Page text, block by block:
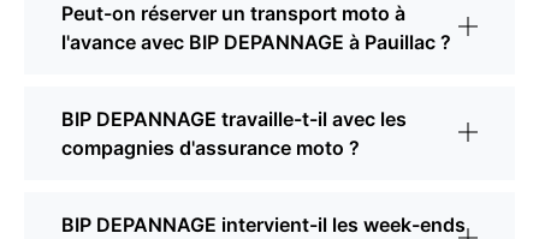
Peut-on réserver un transport moto à
l'avance avec BIP DEPANNAGE à Pauillac ?
BIP DEPANNAGE travaille-t-il avec les
compagnies d'assurance moto ?
BIP DEPANNAGE intervient-il les week-ends